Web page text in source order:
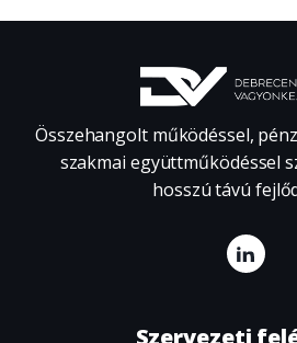
Összehangolt működéssel,
szakmai együttműködéssel
hosszú távú
Szervezeti